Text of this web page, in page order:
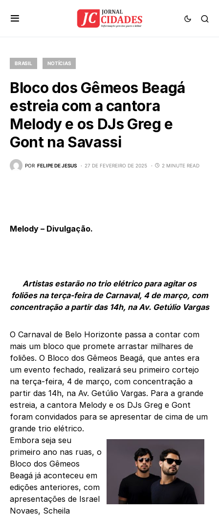
BRASIL NOTÍCIAS
Bloco dos Gêmeos Beagá
estreia com a cantora
Melody e os DJs Greg e
Gont na Savassi
POR FELIPE DE JESUS 27 DE FEVEREIRO DE 2025 2 MINUTE READ
Melody – Divulgação.
Artistas estarão no trio elétrico para agitar os
foliões na terça-feira de Carnaval, 4 de março, com
concentração a partir das 14h, na Av. Getúlio Vargas
O Carnaval de Belo Horizonte passa a contar com
mais um bloco que promete arrastar milhares de
foliões. O Bloco dos Gêmeos Beagá, que antes era
um evento fechado, realizará seu primeiro cortejo
na terça-feira, 4 de março, com concentração a
partir das 14h, na Av. Getúlio Vargas. Para a grande
estreia, a cantora Melody e os DJs Greg e Gont
foram convidados para se apresentar de cima de um
grande trio elétrico.
Embora seja seu
primeiro ano nas ruas, o
Bloco dos Gêmeos
Beagá já aconteceu em
edições anteriores, com
apresentações de Israel
Novaes, Scheila